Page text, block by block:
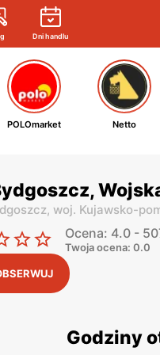
Dni handlu
POLOmarket Netto
woj. Kujawsko-
Ocena: 4.0 -
Twoja ocena: 0.0
Godziny